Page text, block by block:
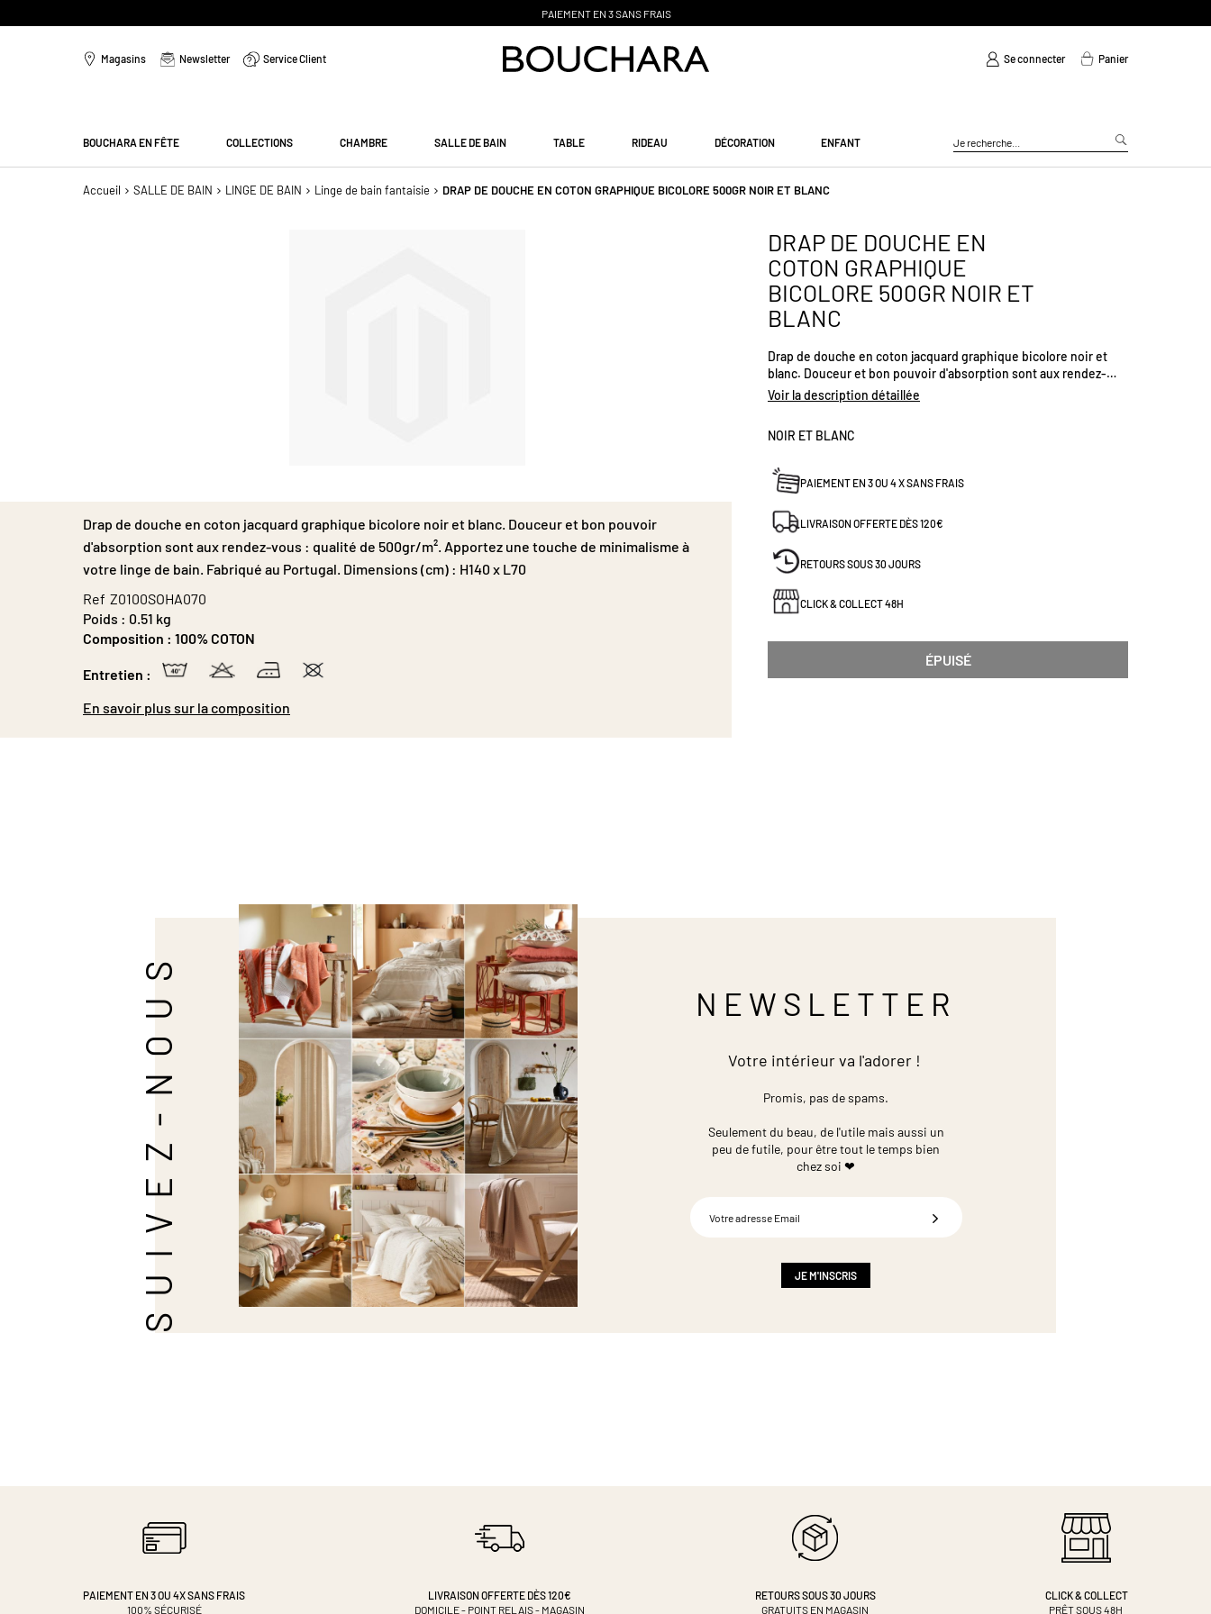
PAIEMENT EN 3 SANS FRAIS
Magasins Newsletter Service Client Se connecter Panier
BOUCHARA EN FÊTE COLLECTIONS CHAMBRE SALLE DE BAIN TABLE RIDEAU DÉCORATION ENFANT
Accueil SALLE DE BAIN LINGE DE BAIN Linge de bain fantaisie DRAP DE DOUCHE EN COTON GRAPHIQUE BICOLORE 500GR NOIR ET BLANC
de
la
d’images
DRAP DE DOUCHE EN
COTON GRAPHIQUE
BICOLORE 500GR NOIR ET
BLANC
Drap de douche en coton jacquard graphique bicolore noir et
blanc. Douceur et bon pouvoir d'absorption sont aux rendez-
vous : qualité de 500gr/m². Apportez une touche de
minimalisme à votre linge de bain. Fabriqué au Portugal.
Voir la description détaillée
NOIR ET BLANC
PAIEMENT EN 3 OU 4 X SANS FRAIS
LIVRAISON OFFERTE DÈS 120€
RETOURS SOUS 30 JOURS
CLICK & COLLECT 48H
ÉPUISÉ
Drap de douche en coton jacquard graphique bicolore noir et blanc. Douceur et bon pouvoir
d'absorption sont aux rendez-vous : qualité de 500gr/m². Apportez une touche de minimalisme à
votre linge de bain. Fabriqué au Portugal. Dimensions (cm) : H140 x L70
Ref Z0100SOHA070
Poids : 0.51 kg
Composition : 100% COTON
Entretien :
En savoir plus sur la composition
SUIVEZ-NOUS NEWSLETTER
Votre intérieur va l'adorer !
Promis, pas de spams.
Seulement du beau, de l'utile mais aussi un
peu de futile, pour être tout le temps bien
chez soi ❤
JE M'INSCRIS
PAIEMENT EN 3 OU 4XSANS FRAIS
100% SÉCURISÉ
LIVRAISON OFFERTE DÈS 120€
DOMICILE - POINT RELAIS - MAGASIN
RETOURS SOUS 30 JOURS
GRATUITS EN MAGASIN
CLICK & COLLECT
PRÊT SOUS 48H